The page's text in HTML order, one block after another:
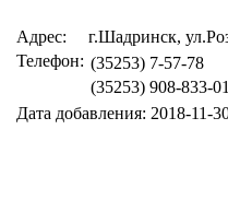
Адрес:
г.Шадринск,
Телефон: (35253) 7-57-78
(35253) 908-833-
Дата добавления: 2018-11-